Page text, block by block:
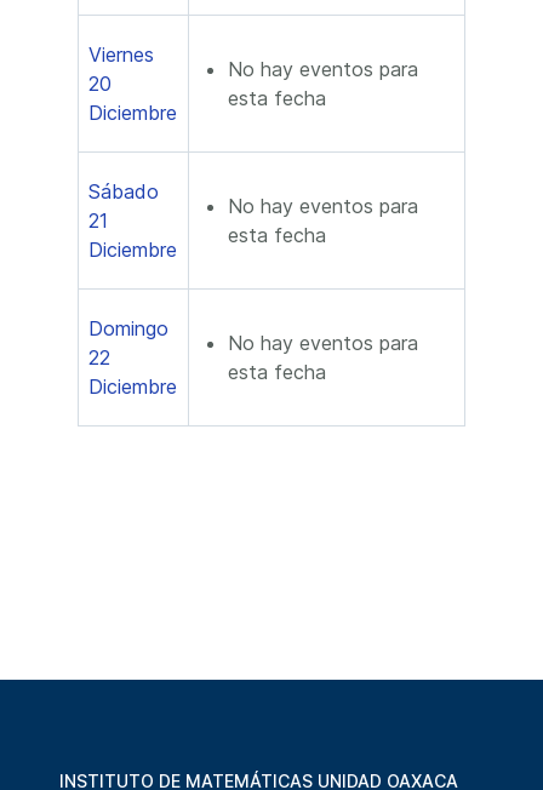
Viernes
20
Diciembre
No hay eventos para
esta fecha
Sábado
21
Diciembre
No hay eventos para
esta fecha
Domingo
22
Diciembre
No hay eventos para
esta fecha
INSTITUTO DE MATEMÁTICAS UNIDAD OAXACA